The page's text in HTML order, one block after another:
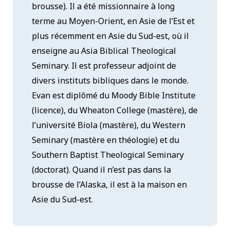
brousse). Il a été missionnaire à long
terme au Moyen-Orient, en Asie de l’Est et
plus récemment en Asie du Sud-est, où il
enseigne au Asia Biblical Theological
Seminary. Il est professeur adjoint de
divers instituts bibliques dans le monde.
Evan est diplômé du Moody Bible Institute
(licence), du Wheaton College (mastère), de
l’université Biola (mastère), du Western
Seminary (mastère en théologie) et du
Southern Baptist Theological Seminary
(doctorat). Quand il n’est pas dans la
brousse de l’Alaska, il est à la maison en
Asie du Sud-est.